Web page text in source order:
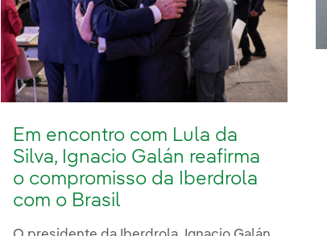
Em encontro com Lula da
Silva, Ignacio Galán reafirma
o compromisso da Iberdrola
com o Brasil